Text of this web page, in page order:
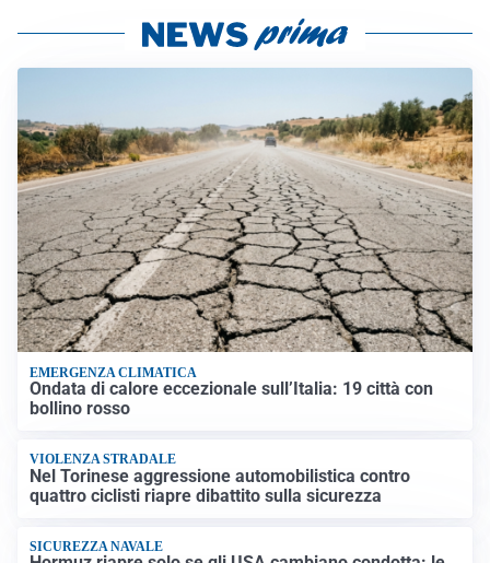
EMERGENZA CLIMATICA
Ondata di calore eccezionale sull’Italia: 19 città con
bollino rosso
VIOLENZA STRADALE
Nel Torinese aggressione automobilistica contro
quattro ciclisti riapre dibattito sulla sicurezza
SICUREZZA NAVALE